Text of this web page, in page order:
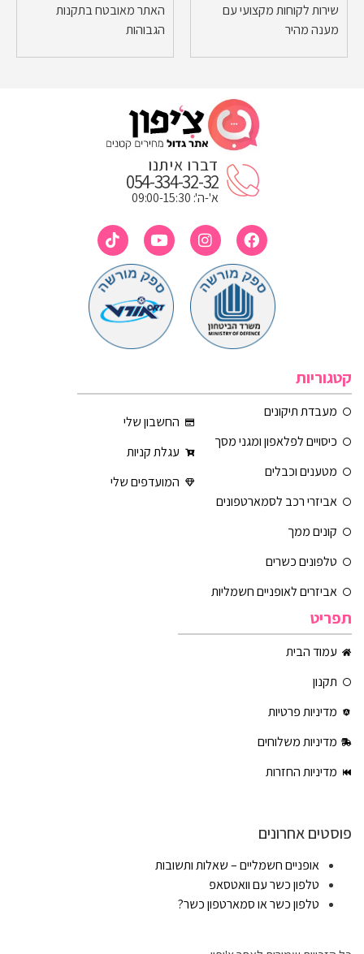
שירות לקוחות מקצועי עם
מענה מהיר
האתר מאובטח בתקנות
הגבוהות
דברו איתנו
054-334-32-32
א'-ה': 09:00-15:30
קטגוריות
מעבדת תיקונים
כיסויים לפלאפון ומגני מסך
מטענים וכבלים
אביזרי רכב לסמארטפונים
קונים ממך
טלפונים כשרים
אביזרים לאופניים חשמליות
החשבון שלי
עגלת קניות
המועדפים שלי
תפריט
עמוד הבית
תקנון
מדיניות פרטיות
מדיניות משלוחים
מדיניות החזרות
פוסטים אחרונים
אופניים חשמליים – שאלות ותשובות
טלפון כשר עם וואטסאפ
טלפון כשר או סמארטפון כשר?